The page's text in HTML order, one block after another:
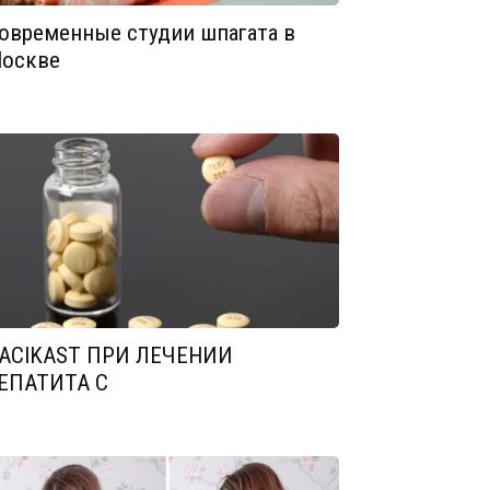
студии шпагата в
ПРИ ЛЕЧЕНИИ
С